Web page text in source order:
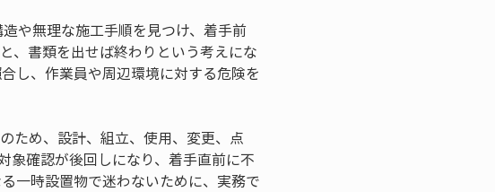
や無理な施工手順を見つけ、着手前
、書類を出せば終わりという考えにな
し、作業員や周辺環境に対する危険を
ため、設計、組立、使用、変更、点
象確認が後回しになり、着手直前に不
一時設置物で迷わないために、実務で